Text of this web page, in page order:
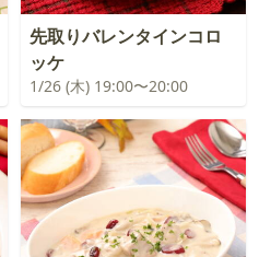
先取りバレンタインコロ
ッケ
1/26 (木) 19:00〜20:00